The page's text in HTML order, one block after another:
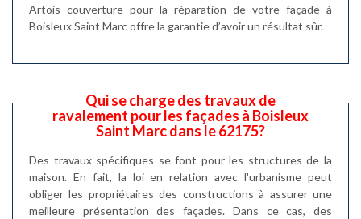
Artois couverture pour la réparation de votre façade à
Boisleux Saint Marc offre la garantie d’avoir un résultat sûr.
Qui se charge des travaux de
ravalement pour les façades à Boisleux
Saint Marc dans le 62175?
Des travaux spécifiques se font pour les structures de la
maison. En fait, la loi en relation avec l'urbanisme peut
obliger les propriétaires des constructions à assurer une
meilleure présentation des façades. Dans ce cas, des